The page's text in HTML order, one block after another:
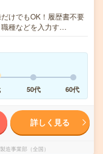
けでもOK！履歴書不要
種などを入力す…
50代 60代
詳しく見る
事業部（全国）